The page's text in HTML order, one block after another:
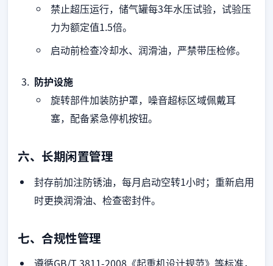
禁止超压运行，储气罐每3年水压试验，试验压
力为额定值1.5倍。
启动前检查冷却水、润滑油，严禁带压检修。
防护设施
旋转部件加装防护罩，噪音超标区域佩戴耳
塞，配备紧急停机按钮。
六、长期闲置管理
封存前加注防锈油，每月启动空转1小时；重新启用
时更换润滑油、检查密封件。
七、合规性管理